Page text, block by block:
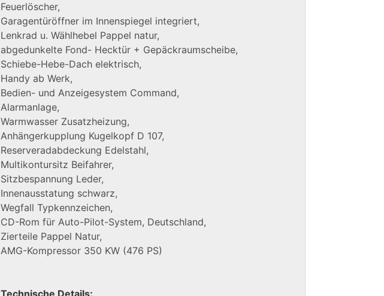
Feuerlöscher,
Garagentüröffner im Innenspiegel integriert,
Lenkrad u. Wählhebel Pappel natur,
abgedunkelte Fond- Hecktür + Gepäckraumscheibe,
Schiebe-Hebe-Dach elektrisch,
Handy ab Werk,
Bedien- und Anzeigesystem Command,
Alarmanlage,
Warmwasser Zusatzheizung,
Anhängerkupplung Kugelkopf D 107,
Reserveradabdeckung Edelstahl,
Multikontursitz Beifahrer,
Sitzbespannung Leder,
Innenausstatung schwarz,
Wegfall Typkennzeichen,
CD-Rom für Auto-Pilot-System, Deutschland,
Zierteile Pappel Natur,
AMG-Kompressor 350 KW (476 PS)